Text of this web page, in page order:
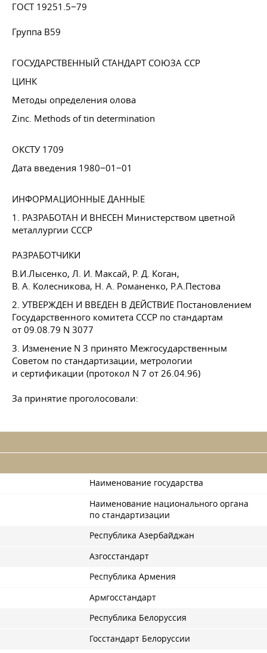
ГОСТ 19251.5−79
Группа В59
ГОСУДАРСТВЕННЫЙ СТАНДАРТ СОЮЗА ССР
ЦИНК
Методы определения олова
Zinc. Methods of tin determination
ОКСТУ 1709
Дата введения 1980−01−01
ИНФОРМАЦИОННЫЕ ДАННЫЕ
1. РАЗРАБОТАН И ВНЕСЕН Министерством цветной
металлургии СССР
РАЗРАБОТЧИКИ
В.И.Лысенко, Л. И. Максай, Р. Д. Коган,
В. А. Колесникова, Н. А. Романенко, Р.А.Пестова
2. УТВЕРЖДЕН И ВВЕДЕН В ДЕЙСТВИЕ Постановлением
Государственного комитета СССР по стандартам
от 09.08.79 N 3077
3. Изменение N 3 принято Межгосударственным
Советом по стандартизации, метрологии
и сертификации (протокол N 7 от 26.04.96)
За принятие проголосовали:
Наименование государства
Наименование национального органа
по стандартизации
Республика Азербайджан
Азгосстандарт
Республика Армения
Армгосстандарт
Республика Белоруссия
Госстандарт Белоруссии